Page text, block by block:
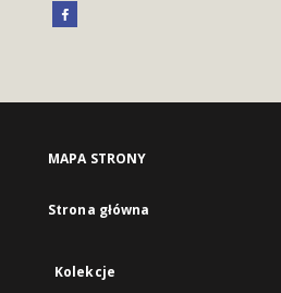
MAPA STRONY
Strona główna
Kolekcje